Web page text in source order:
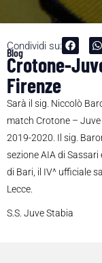
Condividi su:
Blog
Crotone-
Firenze
Sarà il sig. Niccolò
match Crotone –
2019-2020. Il sig.
sezione AIA di Sassari
di Bari, il IV^ ufficiale
Lecce.
S.S. Juve Stabia